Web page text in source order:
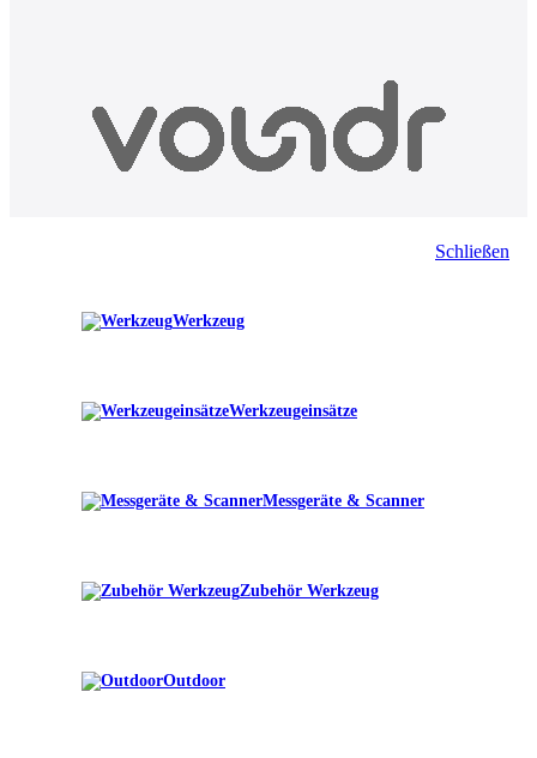
Schließen
Werkzeug
Werkzeugeinsätze
Messgeräte & Scanner
Zubehör Werkzeug
Outdoor